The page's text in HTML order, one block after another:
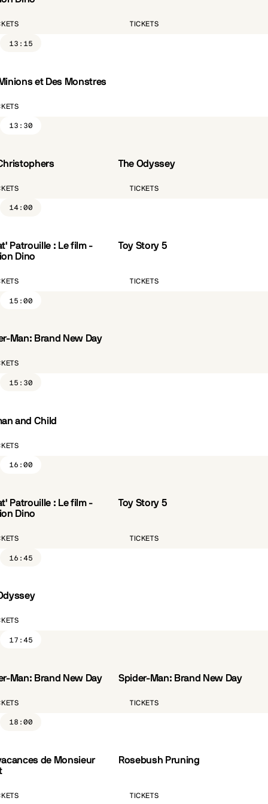
TICKETS
13:15
et Des Monstres
13:30
CÔTÉ PARC The Odyssey
VO.ST.FR
TICKETS
14:00
Patrouille : Le film -
Dino
Toy Story 5
VF
TICKETS
15:00
Man: Brand New Day
15:30
and Child
CÔTÉ PARC
16:00
Patrouille : Le film -
Dino
Toy Story 5
VF
TICKETS
16:45
17:45
Man: Brand New Day Spider-Man: Brand New Day
VO.ST.FR
TICKETS
18:00
de Monsieur
CÔTÉ PARC Rosebush Pruning
VO.ST.FR
TICKETS